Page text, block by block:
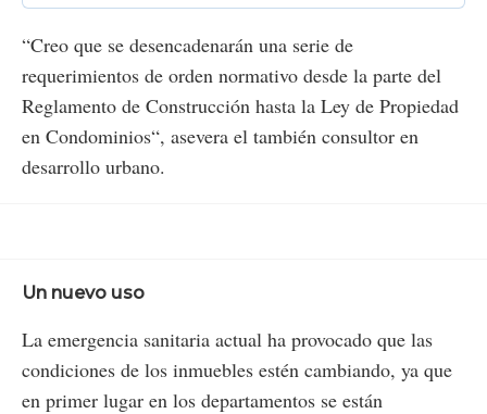
“Creo que se desencadenarán una serie de
requerimientos de orden normativo desde la parte del
Reglamento de Construcción hasta la Ley de Propiedad
en Condominios“, asevera el también consultor en
desarrollo urbano.
Un nuevo uso
La emergencia sanitaria actual ha provocado que las
condiciones de los inmuebles estén cambiando, ya que
en primer lugar en los departamentos se están